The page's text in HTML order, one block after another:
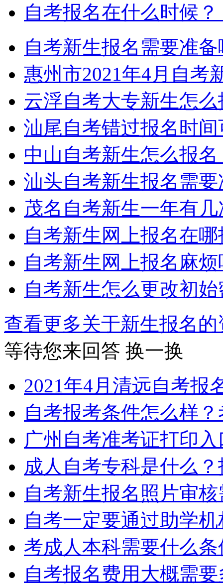
自考报名在什么时候？
自考新生报名需要准
惠州市2021年4月自考
云浮自考大专新生怎
汕尾自考错过报名时
中山自考新生怎么报
汕头自考新生报名需
茂名自考新生一年有
自考新生网上报名在
自考新生网上报名麻
自考新生怎么更改初
查看更多关于新生报名
等待您来回答 换一换
2021年4月清远自考报
自考报考条件怎么样
广州自考准考证打印
成人自考专科是什么
自考新生报名照片审
自考一定要通过助学
考成人本科需要什么条
自考报名费用大概需